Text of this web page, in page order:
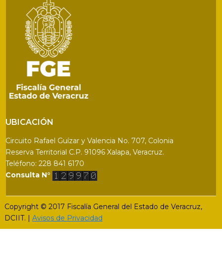
UBICACIÓN
Circuito Rafael Guízar y Valencia No. 707, Colonia
Reserva Territorial C.P. 91096 Xalapa, Veracruz.
Teléfono: 228 841 6170
Consulta N°
Copyright © 2017 Fiscalía General del Estado de Veracruz,
DCIIT. | Avisos de Privacidad